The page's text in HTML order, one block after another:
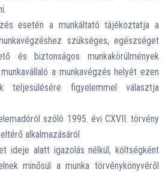
esetén a munkáltató tájékoztatja a
szükséges, egészséget
és biztonságos munkakörülmények
a munkavégzés helyét ezen
teljesülésére figyelemmel választja
szóló 1995. évi CXVII. törvény
alkalmazásáról
ideje alatt igazolás nélkül, költségként
minősül a munka törvénykönyvéről